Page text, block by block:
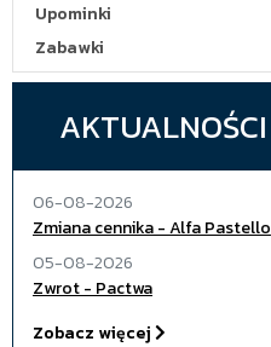
Upominki
Zabawki
AKTUALNOŚCI
06-08-2026
Zmiana cennika - Alfa Pastello
05-08-2026
Zwrot - Pactwa
Zobacz więcej